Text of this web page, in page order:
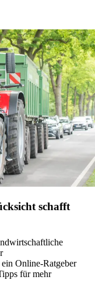
schafft
Online-Ratgeber
für mehr